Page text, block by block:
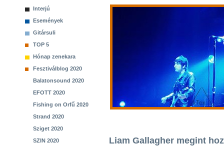
Interjú
Események
Gitársuli
TOP 5
Hónap zenekara
Fesztiválblog 2020
Balatonsound 2020
EFOTT 2020
Fishing on Orfű 2020
Strand 2020
Sziget 2020
SZIN 2020
Liam Gallagher megint